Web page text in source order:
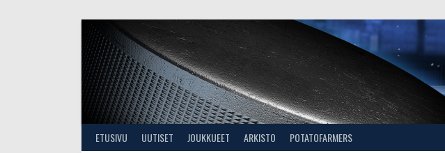
ETUSIVU UUTISET JOUKKUEET ARKISTO POTATOFARMERS